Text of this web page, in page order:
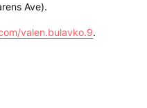
Ave).
valen.bulavko.9.